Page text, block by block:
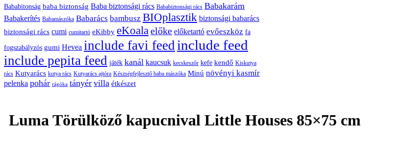
Bababitonság baba biztonság Baba biztonsági rács Bababiztonsági rács Babakarám
Babakerítés Babamászóka Babarács bambusz BIOplasztik biztonsági babarács
biztonsági rács cumi cumitartó eKibby eKoala előke előketartó evőeszköz fa
fogszabályzós gumi Hevea include favi feed include feed
include pepita feed játék kanál kaucsuk kecskeszőr kefe kendő Kiskutya
rács Kutyarács kutya rács Kutyarács ajtóra Készségfejlesztő baba mászóka Minú növényi kasmír
pelenka pohár rágóka tányér villa étkészet
Luma Törülköző kapucnival Little Houses 85×75 cm